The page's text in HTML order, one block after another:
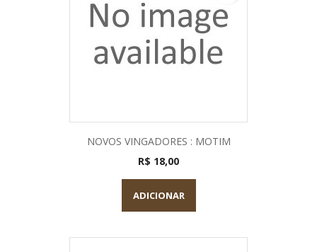
NOVOS VINGADORES : MOTIM
R$ 18,00
ADICIONAR